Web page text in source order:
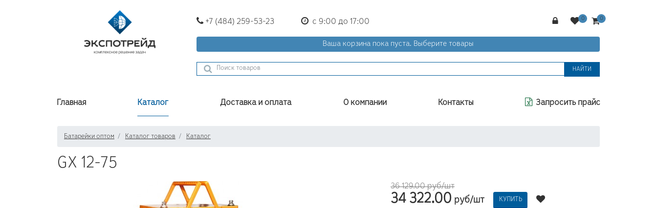
+7 (484) 259-53-23 с 9:00 до 17:00
Ваша корзина пока пуста. Выберите товары
НАЙТИ
Главная Каталог Доставка и оплата О компании Контакты Запросить прайс
Батарейки оптом Каталог товаров Каталог
GX 12-75
36 129.00 руб/шт
34 322.00 руб/шт КУПИТЬ